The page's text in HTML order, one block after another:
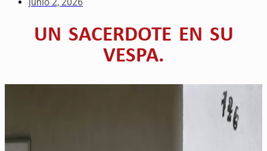
UN SACERDOTE EN SU
VESPA.